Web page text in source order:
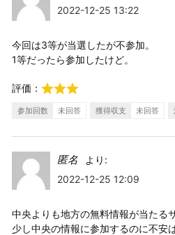
2022-12-25 13:22
今回は3等が当選したが不参加。
1等だったら参加したけど。
評価：
参加回数 未回答 獲得収支 未回答
匿名
より:
2022-12-25 12:09
中央よりも地方の無料情報が当たる
少し中央の情報に参加するのに不安